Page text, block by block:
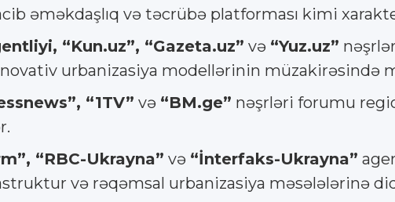
əməkdaşlıq və təcrübə platforması kimi
“Kun.uz”, “Gazeta.uz” və “Yuz.uz”
urbanizasiya modellərinin müzakirəsində
“1TV” və “BM.ge” nəşrləri forumu
“RBC-Ukrayna” və “İnterfaks-Ukrayna”
və rəqəmsal urbanizasiya məsələlərinə